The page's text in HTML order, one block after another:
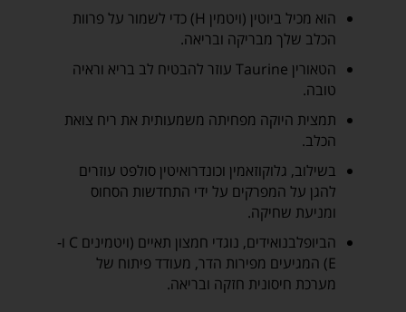
הוא מכיל ביוטין (ויטמין H) כדי לשמור על פרוות
הכלב שלך מבריקה ובריאה.
הטאורין Taurine עוזר להבטיח לב בריא וראיה
טובה.
תמצית היוקה מפחיתה משמעותית את ריח צואת
הכלב.
בשילוב, גלוקוזאמין וכונדרואיטין סולפט עוזרים
להגן על המפרקים על ידי התחדשות הסחוס
ומניעת שחיקה.
הביופלבנואידים, נוגדי חמצון תאיים (ויטמינים C ו-
E) המגיעים מפירות הדר, מעודד פיתוח של
מערכת חיסונית חזקה ובריאה.